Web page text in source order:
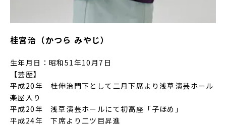
桂宮治（かつら みやじ）
生年月日：昭和51年10月7日
【芸歴】
平成20年 桂伸治門下として二月下席より浅草演芸ホール
楽屋入り
平成20年 浅草演芸ホールにて初高座「子ほめ」
平成24年 下席より二ツ目昇進